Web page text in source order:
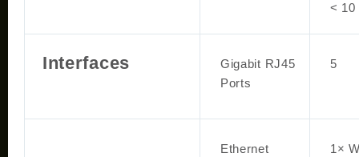
< 10
Interfaces
Gigabit RJ45
Ports
5
Ethernet
1×